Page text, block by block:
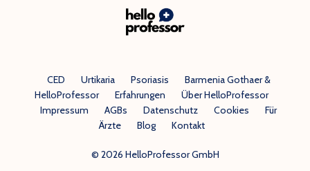
CED Urtikaria Psoriasis
Barmenia Gothaer &
HelloProfessor
Erfahrungen
Über HelloProfessor
Impressum
AGBs Datenschutz Cookies
Für
Ärzte
Blog Kontakt
© 2026 HelloProfessor GmbH